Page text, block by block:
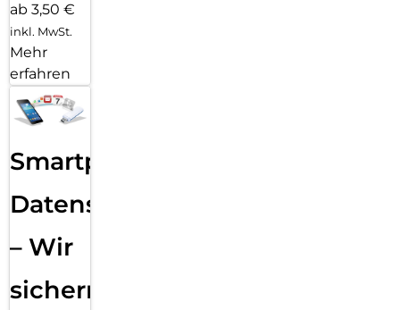
ab 3,50 €
inkl. MwSt.
Mehr
erfahren
Smartphone
Datensicherung
– Wir
sichern